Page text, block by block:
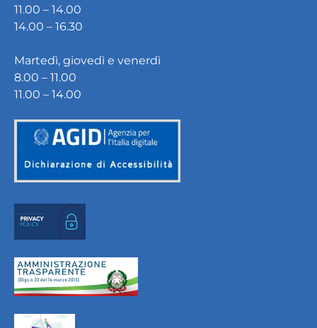
11.00 – 14.00
14.00 – 16.30
Martedì, giovedì e venerdì
8.00 – 11.00
11.00 – 14.00